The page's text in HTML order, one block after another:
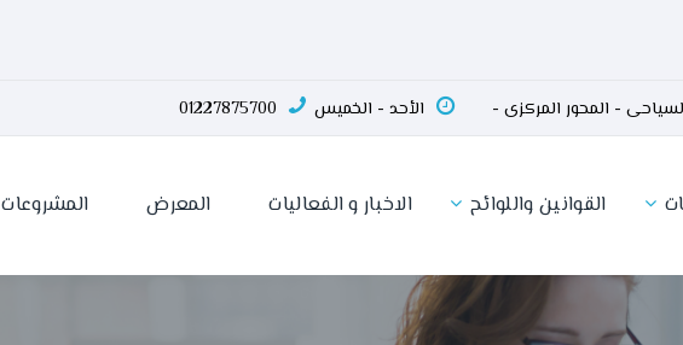
الأحد - الخميس 01227875700
القوانين واللوائح الاخبار و الفعاليات المعرض المشروعات